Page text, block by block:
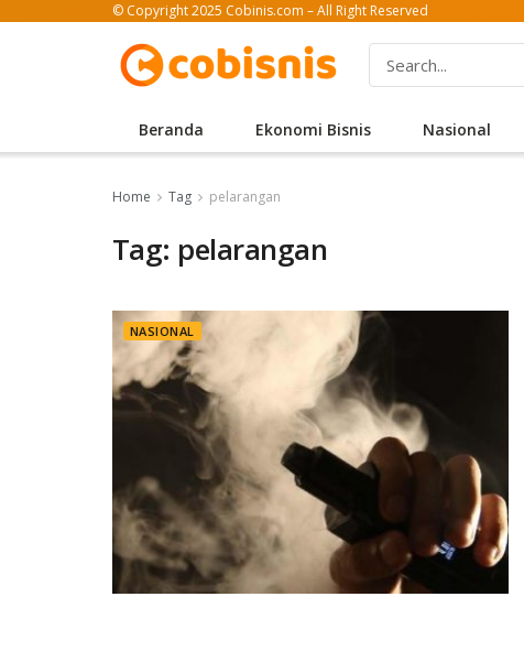
© Copyright 2025 Cobinis.com – All Right Reserved
Beranda Ekonomi Bisnis Nasional
Home Tag pelarangan
Tag: pelarangan
NASIONAL